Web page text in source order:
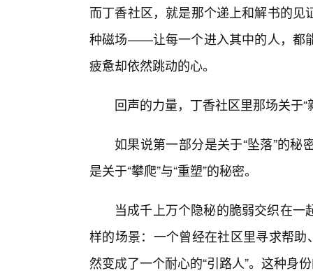
而丁香社区，就是那个递上和解书的
种磁场——让每一个进入其中的人，都
疲惫却依然跳动的心。
回声的力量，丁香社区里那场关于“
如果说第一部分是关于“坠落”的
是关于“攀爬”与“重塑”的秘密。
当成千上万个隐秘的脆弱交织在
样的场景：一个曾经在社区里寻求帮
然变成了一个耐心的“引路人”。这种身